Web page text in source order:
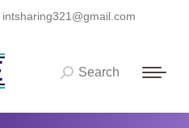
intsharing321@gmail.com
Search:
Search